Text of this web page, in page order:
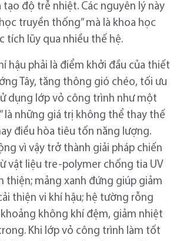
độ trễ nhiệt. Các nguyên lý này
truyền thống” mà là khoa học
tích lũy qua nhiều thế hệ.
hậu phải là điểm khởi đầu của thiết
Tây, tăng thông gió chéo, tối ưu
dụng lớp vỏ công trình như một
là những giá trị không thể thay thế
điều hòa tiêu tốn năng lượng.
vì vậy trở thành giải pháp chiến
vật liệu tre-polymer chống tia UV
thiện; mảng xanh đứng giúp giảm
thiện vi khí hậu; hệ tường rỗng
không khí đệm, giảm nhiệt
Khi lớp vỏ công trình làm tốt